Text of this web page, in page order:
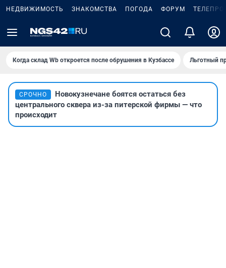
НЕДВИЖИМОСТЬ ЗНАКОМСТВА ПОГОДА ФОРУМ
Когда склад Wb откроется после обрушения в Кузбассе Льготный
СРОЧНО
Новокузнечане боятся остаться без
центрального сквера из-за питерской фирмы — что
происходит